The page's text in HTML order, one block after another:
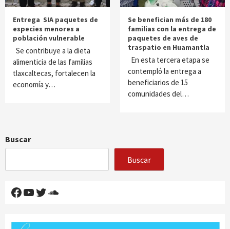
Entrega SIA paquetes de
especies menores a
población vulnerable
Se contribuye a la dieta
alimenticia de las familias
tlaxcaltecas, fortalecen la
economía y…
Se benefician más de 180
familias con la entrega de
paquetes de aves de
traspatio en Huamantla
En esta tercera etapa se
contempló la entrega a
beneficiarios de 15
comunidades del…
Buscar
Buscar
Facebook
YouTube
Twitter
SoundCloud